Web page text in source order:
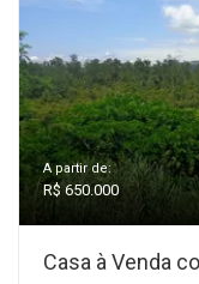
A partir de:
R$ 650.000
Casa à Venda